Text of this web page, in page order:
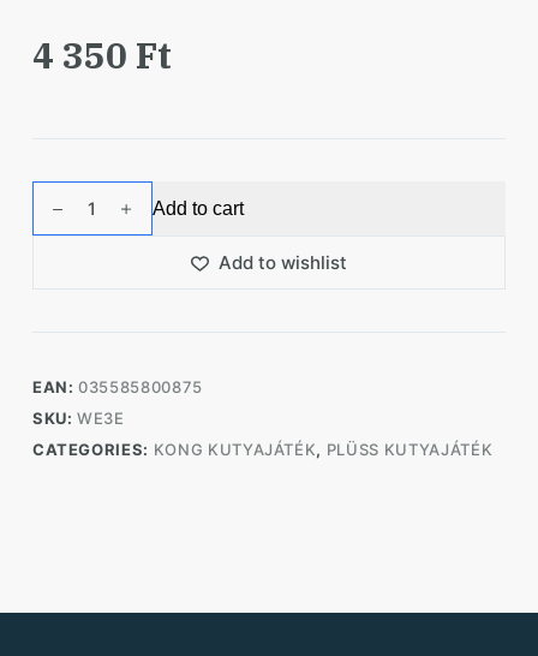
4 350 Ft
Add to cart
Add to wishlist
EAN:035585800875
SKU:WE3E
CATEGORIES: KONG KUTYAJÁTÉK, PLÜSS KUTYAJÁTÉK